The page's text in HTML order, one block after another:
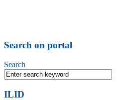
Search on portal
Search
ILID